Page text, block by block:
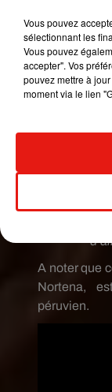
Pérou, il y en
« La
notre
du Pérou,
nus
A noter que
Nortena,
péruvien.
Vous pouvez
sélectionnant les
Vous pouvez
accepter". Vos
pouvez mettre à
moment via le lien